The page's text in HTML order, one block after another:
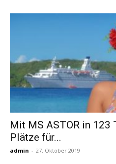
Mit MS ASTOR in 123
Plätze für...
admin - 27. Oktober 2019